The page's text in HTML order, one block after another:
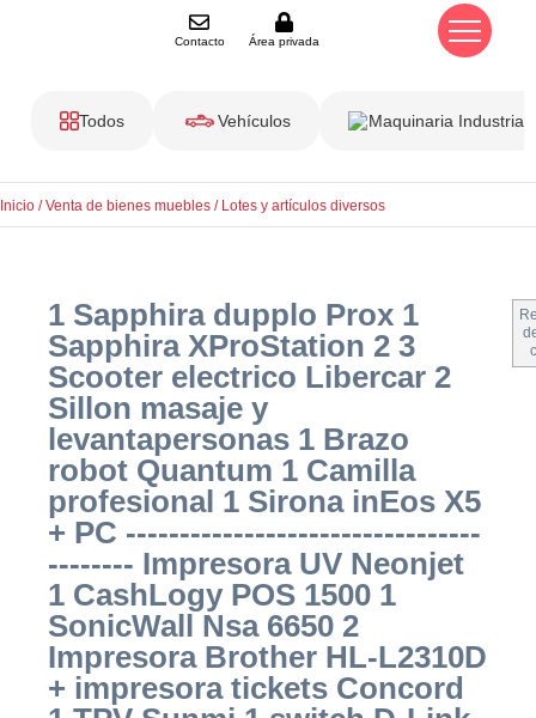
Contacto Área privada
Todos Vehículos Maquinaria Industrial
Inicio /Venta de bienes muebles / Lotes y artículos diversos
1 Sapphira dupplo Prox 1
Sapphira XProStation 2 3
Scooter electrico Libercar 2
Sillon masaje y
levantapersonas 1 Brazo
robot Quantum 1 Camilla
profesional 1 Sirona inEos X5
+ PC ---------------------------------
-------- Impresora UV Neonjet
1 CashLogy POS 1500 1
SonicWall Nsa 6650 2
Impresora Brother HL-L2310D
+ impresora tickets Concord